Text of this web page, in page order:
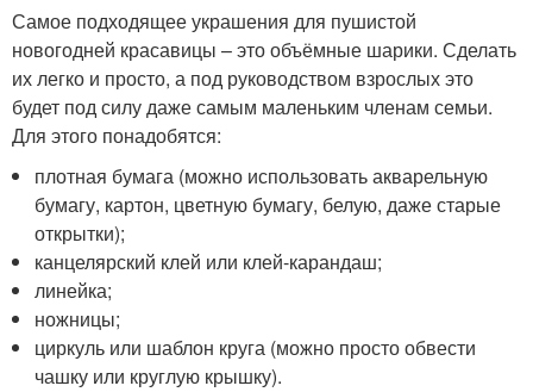
Самое подходящее украшения для пушистой
новогодней красавицы – это объёмные шарики. Сделать
их легко и просто, а под руководством взрослых это
будет под силу даже самым маленьким членам семьи.
Для этого понадобятся:
плотная бумага (можно использовать акварельную
бумагу, картон, цветную бумагу, белую, даже старые
открытки);
канцелярский клей или клей-карандаш;
линейка;
ножницы;
циркуль или шаблон круга (можно просто обвести
чашку или круглую крышку).